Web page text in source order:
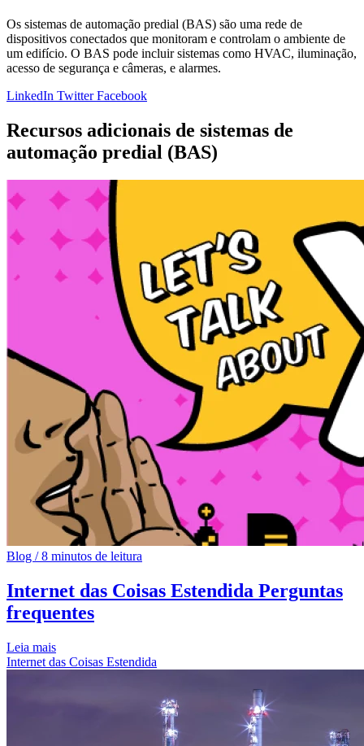
Os sistemas de automação predial (BAS) são uma rede de
dispositivos conectados que monitoram e controlam o ambiente de
um edifício. O BAS pode incluir sistemas como HVAC, iluminação,
acesso de segurança e câmeras, e alarmes.
LinkedIn Twitter Facebook
Recursos adicionais de sistemas de
automação predial (BAS)
Blog /8 minutos de leitura
Internet das Coisas Estendida Perguntas
frequentes
Leia mais
Internet das Coisas Estendida